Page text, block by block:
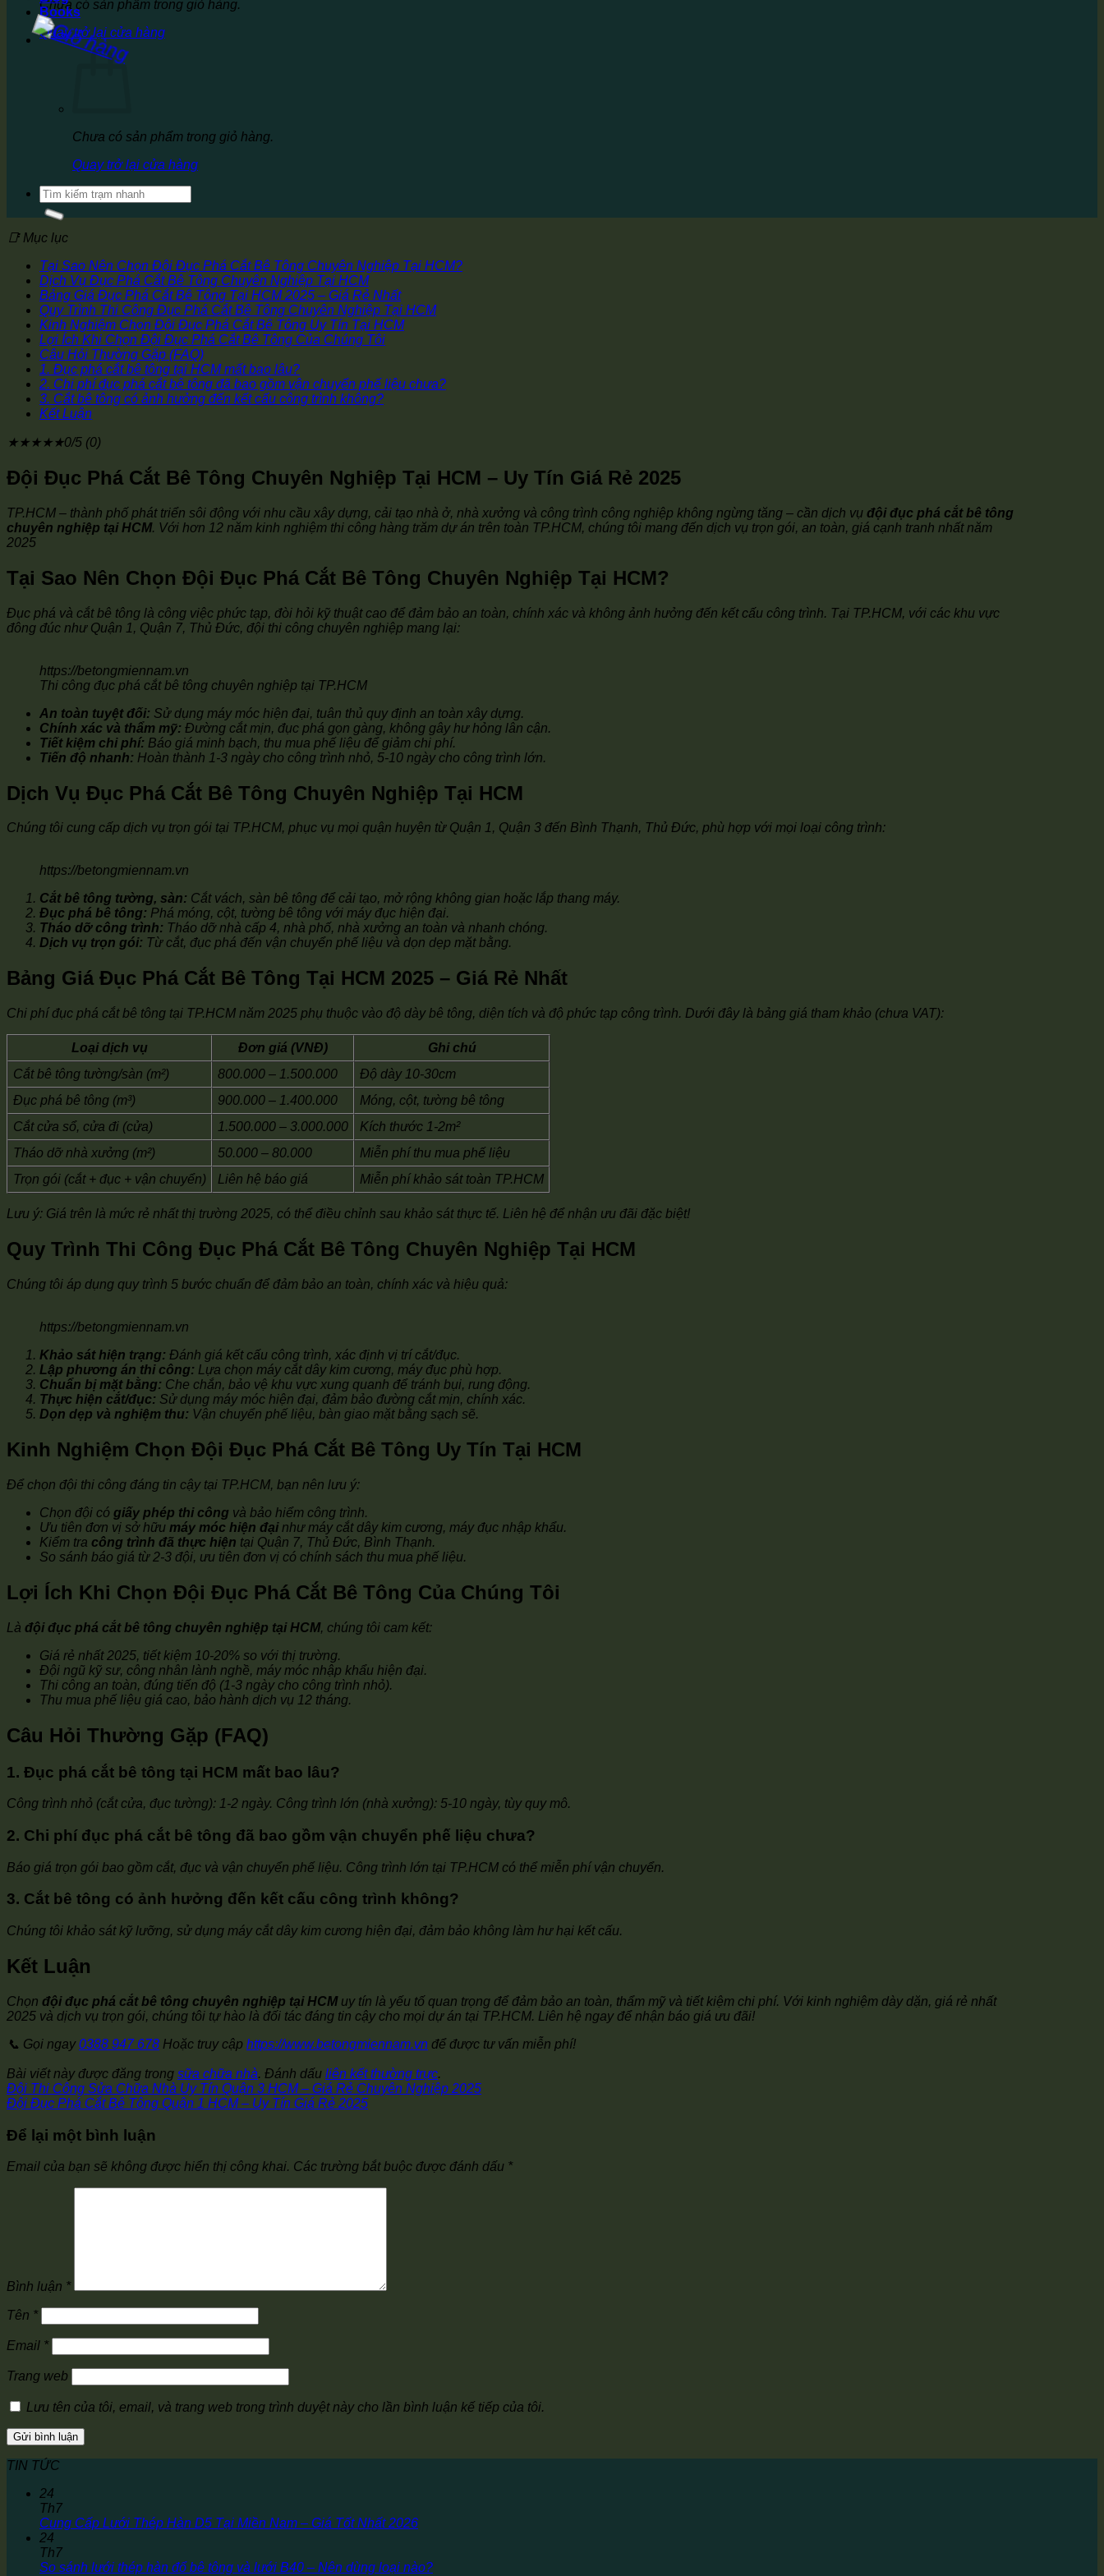
Chưa có sản phẩm trong giỏ hàng.
Quay trở lại cửa hàng
Books
Chưa có sản phẩm trong giỏ hàng.
Quay trở lại cửa hàng
Tìm
kiếm:
📑 Mục lục
Tại Sao Nên Chọn Đội Đục Phá Cắt Bê Tông Chuyên Nghiệp Tại HCM?
Dịch Vụ Đục Phá Cắt Bê Tông Chuyên Nghiệp Tại HCM
Bảng Giá Đục Phá Cắt Bê Tông Tại HCM 2025 – Giá Rẻ Nhất
Quy Trình Thi Công Đục Phá Cắt Bê Tông Chuyên Nghiệp Tại HCM
Kinh Nghiệm Chọn Đội Đục Phá Cắt Bê Tông Uy Tín Tại HCM
Lợi Ích Khi Chọn Đội Đục Phá Cắt Bê Tông Của Chúng Tôi
Câu Hỏi Thường Gặp (FAQ)
1. Đục phá cắt bê tông tại HCM mất bao lâu?
2. Chi phí đục phá cắt bê tông đã bao gồm vận chuyển phế liệu chưa?
3. Cắt bê tông có ảnh hưởng đến kết cấu công trình không?
Kết Luận
★★★★★0/5 (0)
Đội Đục Phá Cắt Bê Tông Chuyên Nghiệp Tại HCM – Uy Tín Giá Rẻ 2025
TP.HCM – thành phố phát triển sôi động với nhu cầu xây dựng, cải tạo nhà ở, nhà xưởng và công trình công nghiệp không ngừng tăng – cần dịch vụ đội đục phá cắt bê tông
chuyên nghiệp tại HCM. Với hơn 12 năm kinh nghiệm thi công hàng trăm dự án trên toàn TP.HCM, chúng tôi mang đến dịch vụ trọn gói, an toàn, giá cạnh tranh nhất năm
2025
Tại Sao Nên Chọn Đội Đục Phá Cắt Bê Tông Chuyên Nghiệp Tại HCM?
Đục phá và cắt bê tông là công việc phức tạp, đòi hỏi kỹ thuật cao để đảm bảo an toàn, chính xác và không ảnh hưởng đến kết cấu công trình. Tại TP.HCM, với các khu vực
đông đúc như Quận 1, Quận 7, Thủ Đức, đội thi công chuyên nghiệp mang lại:
https://betongmiennam.vn
Thi công đục phá cắt bê tông chuyên nghiệp tại TP.HCM
An toàn tuyệt đối: Sử dụng máy móc hiện đại, tuân thủ quy định an toàn xây dựng.
Chính xác và thẩm mỹ: Đường cắt mịn, đục phá gọn gàng, không gây hư hỏng lân cận.
Tiết kiệm chi phí: Báo giá minh bạch, thu mua phế liệu để giảm chi phí.
Tiến độ nhanh: Hoàn thành 1-3 ngày cho công trình nhỏ, 5-10 ngày cho công trình lớn.
Dịch Vụ Đục Phá Cắt Bê Tông Chuyên Nghiệp Tại HCM
Chúng tôi cung cấp dịch vụ trọn gói tại TP.HCM, phục vụ mọi quận huyện từ Quận 1, Quận 3 đến Bình Thạnh, Thủ Đức, phù hợp với mọi loại công trình:
https://betongmiennam.vn
Cắt bê tông tường, sàn: Cắt vách, sàn bê tông để cải tạo, mở rộng không gian hoặc lắp thang máy.
Đục phá bê tông: Phá móng, cột, tường bê tông với máy đục hiện đại.
Tháo dỡ công trình: Tháo dỡ nhà cấp 4, nhà phố, nhà xưởng an toàn và nhanh chóng.
Dịch vụ trọn gói: Từ cắt, đục phá đến vận chuyển phế liệu và dọn dẹp mặt bằng.
Bảng Giá Đục Phá Cắt Bê Tông Tại HCM 2025 – Giá Rẻ Nhất
Chi phí đục phá cắt bê tông tại TP.HCM năm 2025 phụ thuộc vào độ dày bê tông, diện tích và độ phức tạp công trình. Dưới đây là bảng giá tham khảo (chưa VAT):
Loại dịch vụ Đơn giá (VNĐ)
Ghi chú
Cắt bê tông tường/sàn (m²)
800.000 – 1.500.000
Độ dày 10-30cm
Đục phá bê tông (m³)
900.000 – 1.400.000
Móng, cột, tường bê tông
Cắt cửa sổ, cửa đi (cửa)
1.500.000 – 3.000.000
Kích thước 1-2m²
Tháo dỡ nhà xưởng (m²)
50.000 – 80.000
Miễn phí thu mua phế liệu
Trọn gói (cắt + đục + vận chuyển)
Liên hệ báo giá Miễn phí khảo sát toàn TP.HCM
Lưu ý: Giá trên là mức rẻ nhất thị trường 2025, có thể điều chỉnh sau khảo sát thực tế. Liên hệ để nhận ưu đãi đặc biệt!
Quy Trình Thi Công Đục Phá Cắt Bê Tông Chuyên Nghiệp Tại HCM
Chúng tôi áp dụng quy trình 5 bước chuẩn để đảm bảo an toàn, chính xác và hiệu quả:
https://betongmiennam.vn
Khảo sát hiện trạng: Đánh giá kết cấu công trình, xác định vị trí cắt/đục.
Lập phương án thi công: Lựa chọn máy cắt dây kim cương, máy đục phù hợp.
Chuẩn bị mặt bằng: Che chắn, bảo vệ khu vực xung quanh để tránh bụi, rung động.
Thực hiện cắt/đục: Sử dụng máy móc hiện đại, đảm bảo đường cắt mịn, chính xác.
Dọn dẹp và nghiệm thu: Vận chuyển phế liệu, bàn giao mặt bằng sạch sẽ.
Kinh Nghiệm Chọn Đội Đục Phá Cắt Bê Tông Uy Tín Tại HCM
Để chọn đội thi công đáng tin cậy tại TP.HCM, bạn nên lưu ý:
Chọn đội có giấy phép thi công và bảo hiểm công trình.
Ưu tiên đơn vị sở hữu máy móc hiện đạinhư máy cắt dây kim cương, máy đục nhập khẩu.
Kiểm tra công trình đã thực hiện tại Quận 7, Thủ Đức, Bình Thạnh.
So sánh báo giá từ 2-3 đội, ưu tiên đơn vị có chính sách thu mua phế liệu.
Lợi Ích Khi Chọn Đội Đục Phá Cắt Bê Tông Của Chúng Tôi
Là đội đục phá cắt bê tông chuyên nghiệp tại HCM, chúng tôi cam kết:
Giá rẻ nhất 2025, tiết kiệm 10-20% so với thị trường.
Đội ngũ kỹ sư, công nhân lành nghề, máy móc nhập khẩu hiện đại.
Thi công an toàn, đúng tiến độ (1-3 ngày cho công trình nhỏ).
Thu mua phế liệu giá cao, bảo hành dịch vụ 12 tháng.
Câu Hỏi Thường Gặp (FAQ)
1. Đục phá cắt bê tông tại HCM mất bao lâu?
Công trình nhỏ (cắt cửa, đục tường): 1-2 ngày. Công trình lớn (nhà xưởng): 5-10 ngày, tùy quy mô.
2. Chi phí đục phá cắt bê tông đã bao gồm vận chuyển phế liệu chưa?
Báo giá trọn gói bao gồm cắt, đục và vận chuyển phế liệu. Công trình lớn tại TP.HCM có thể miễn phí vận chuyển.
3. Cắt bê tông có ảnh hưởng đến kết cấu công trình không?
Chúng tôi khảo sát kỹ lưỡng, sử dụng máy cắt dây kim cương hiện đại, đảm bảo không làm hư hại kết cấu.
Kết Luận
Chọn đội đục phá cắt bê tông chuyên nghiệp tại HCMuy tín là yếu tố quan trọng để đảm bảo an toàn, thẩm mỹ và tiết kiệm chi phí. Với kinh nghiệm dày dặn, giá rẻ nhất
2025 và dịch vụ trọn gói, chúng tôi tự hào là đối tác đáng tin cậy cho mọi dự án tại TP.HCM. Liên hệ ngay để nhận báo giá ưu đãi!
📞 Gọi ngay0388 947 678 Hoặc truy cập https://www.betongmiennam.vn để được tư vấn miễn phí!
Bài viết này được đăng trong sữa chữa nhà. Đánh dấu liên kết thường trực.
Đội Thi Công Sửa Chữa Nhà Uy Tín Quận 3 HCM – Giá Rẻ Chuyên Nghiệp 2025
Đội Đục Phá Cắt Bê Tông Quận 1 HCM – Uy Tín Giá Rẻ 2025
Để lại một bình luận
Email của bạn sẽ không được hiển thị công khai. Các trường bắt buộc được đánh dấu *
Bình luận *
Tên *
Email *
Trang web
Lưu tên của tôi, email, và trang web trong trình duyệt này cho lần bình luận kế tiếp của tôi.
TIN TỨC
24
Th7
Cung Cấp Lưới Thép Hàn D5 Tại Miền Nam – Giá Tốt Nhất 2026
24
Th7
So sánh lưới thép hàn đổ bê tông và lưới B40 – Nên dùng loại nào?